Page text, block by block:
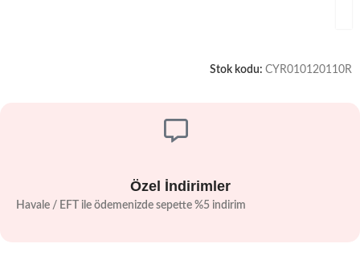
Stok kodu: CYR010120110R
Özel İndirimler
Havale / EFT ile ödemenizde sepette %5 indirim